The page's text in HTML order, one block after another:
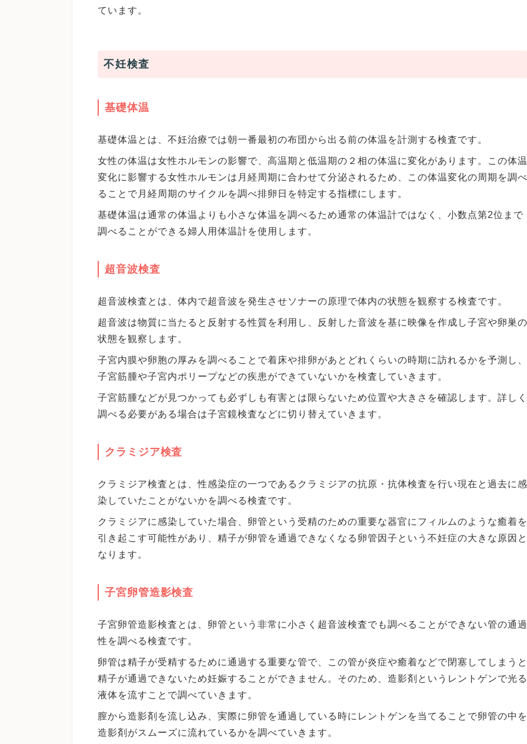
ています。
不妊検査
基礎体温
基礎体温とは、不妊治療では朝一番最初の布団から出る前の体温を計測する検査です。
女性の体温は女性ホルモンの影響で、高温期と低温期の２相の体温に変化があります。この体温
変化に影響する女性ホルモンは月経周期に合わせて分泌されるため、この体温変化の周期を調べ
ることで月経周期のサイクルを調べ排卵日を特定する指標にします。
基礎体温は通常の体温よりも小さな体温を調べるため通常の体温計ではなく、小数点第2位まで
調べることができる婦人用体温計を使用します。
超音波検査
超音波検査とは、体内で超音波を発生させソナーの原理で体内の状態を観察する検査です。
超音波は物質に当たると反射する性質を利用し、反射した音波を基に映像を作成し子宮や卵巣の
状態を観察します。
子宮内膜や卵胞の厚みを調べることで着床や排卵があとどれくらいの時期に訪れるかを予測し、
子宮筋腫や子宮内ポリープなどの疾患ができていないかを検査していきます。
子宮筋腫などが見つかっても必ずしも有害とは限らないため位置や大きさを確認します。詳しく
調べる必要がある場合は子宮鏡検査などに切り替えていきます。
クラミジア検査
クラミジア検査とは、性感染症の一つであるクラミジアの抗原・抗体検査を行い現在と過去に感
染していたことがないかを調べる検査です。
クラミジアに感染していた場合、卵管という受精のための重要な器官にフィルムのような癒着を
引き起こす可能性があり、精子が卵管を通過できなくなる卵管因子という不妊症の大きな原因と
なります。
子宮卵管造影検査
子宮卵管造影検査とは、卵管という非常に小さく超音波検査でも調べることができない管の通過
性を調べる検査です。
卵管は精子が受精するために通過する重要な管で、この管が炎症や癒着などで閉塞してしまうと
精子が通過できないため妊娠することができません。そのため、造影剤というレントゲンで光る
液体を流すことで調べていきます。
膣から造影剤を流し込み、実際に卵管を通過している時にレントゲンを当てることで卵管の中を
造影剤がスムーズに流れているかを調べていきます。